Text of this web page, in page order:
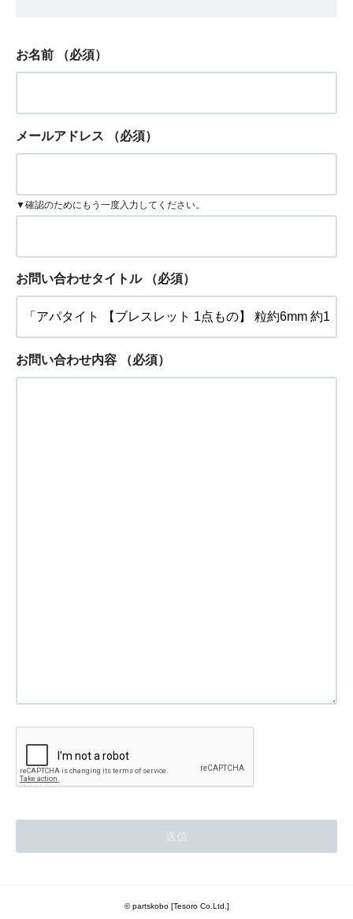
お名前 （必須）
メールアドレス （必須）
▼確認のためにもう一度入力してください。
お問い合わせタイトル （必須）
お問い合わせ内容 （必須）
© partskobo [Tesoro Co.Ltd.]